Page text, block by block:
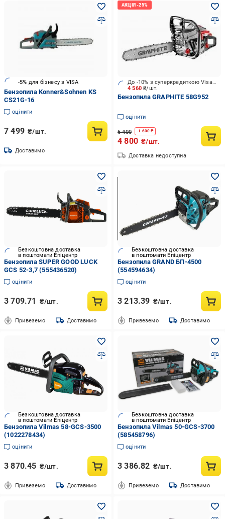
-5% для бізнесу з VISA
Бензопила Konner&Sohnen KS
CS21G-16
оцінити
7 499 ₴/шт.
Доставимо
4 560₴/шт.
До -10% з суперкредиткою Visa Вигода
Бензопила GRAPHITE 58G952
оцінити
6 400 -1 600 ₴
4 800 ₴/шт.
Доставка недоступна
Безкоштовна доставка
в поштомати Епіцентр
Бензопила SUPER GOOD LUCK
GCS 52-3,7 (555436520)
оцінити
3 709.71 ₴/шт.
Привеземо Доставимо
Безкоштовна доставка
в поштомати Епіцентр
Бензопила GRAND БП-4500
(554594634)
оцінити
3 213.39 ₴/шт.
Привеземо Доставимо
Безкоштовна доставка
в поштомати Епіцентр
Бензопила Vilmas 58-GCS-3500
(1022278434)
оцінити
3 870.45 ₴/шт.
Привеземо Доставимо
Безкоштовна доставка
в поштомати Епіцентр
Бензопила Vilmas 50-GCS-3700
(585458796)
оцінити
3 386.82 ₴/шт.
Привеземо Доставимо